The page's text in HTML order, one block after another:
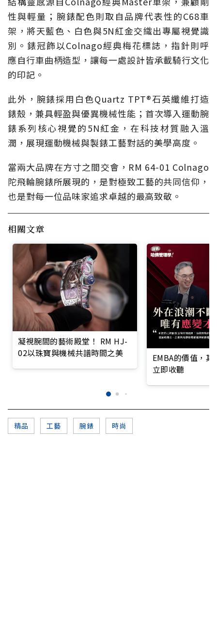
性與輕量；腕錶配色則取自品牌代表性的C68車
架，將天藍色、白色與5N紅金交織出專屬視覺識
別。錶冠飾以Colnago經典梅花標誌，指針則呼
應自行車曲柄造型，讓每一處設計皆承載騎行文化
的印記。
此外，腕錶採用白色Quartz TPT®石英纖維打造
錶殼，兼具輕盈與優異機械性能；首次導入運動腕
錶系列核心視覺的5N紅金，在科技材質融入溫
潤，展現運動機械與製錶工藝對話的美學高度。
當兩大品牌在方寸之間交會，RM 64-01 Colnago
陀飛輪腕錶所展現的，是對極致工藝的共同信仰，
也是對每一位品味家追求卓越的最高致敬。
相關文章
凝視腕間的藝術殿堂！ RM HJ-
02以珠寶與機械共譜時間之美
EMBA的價值，
立即收聽
精品 工藝 腕錶 時尚